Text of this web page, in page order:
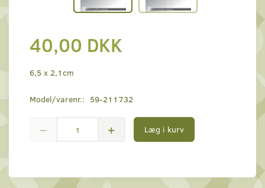
40,00 DKK
6,5 x 2,1cm
Model/varenr.: 59-211732
Læg i kurv